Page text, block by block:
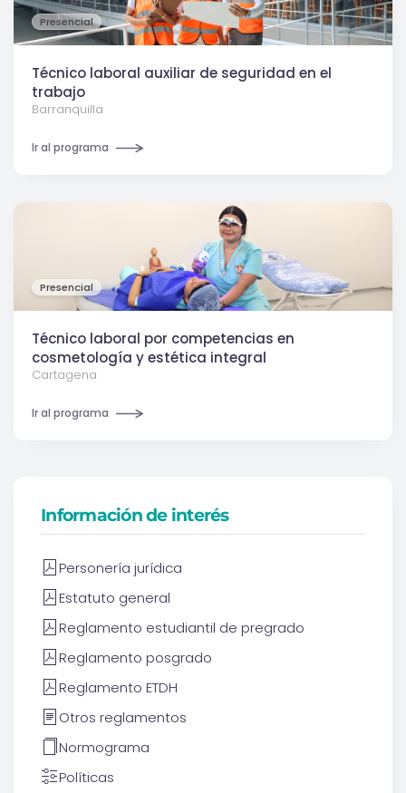
Presencial
Técnico laboral auxiliar de seguridad en el
trabajo
Barranquilla
Ir al programa
Presencial
Técnico laboral por competencias en
cosmetología y estética integral
Cartagena
Ir al programa
Información de interés
Personería jurídica
Estatuto general
Reglamento estudiantil de pregrado
Reglamento posgrado
Reglamento ETDH
Otros reglamentos
Normograma
Políticas